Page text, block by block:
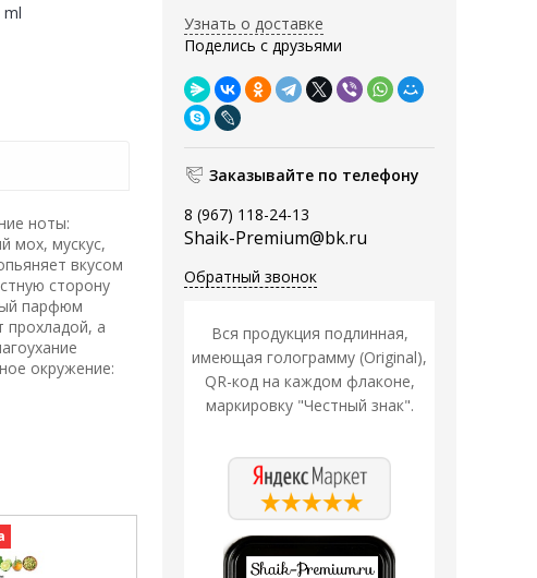
Узнать о доставке
Поделись с друзьями
Заказывайте по телефону
8 (967) 118-24-13
Shaik-Premium@bk.ru
Обратный звонок
Вся продукция подлинная,
имеющая голограмму (Original),
QR-код на каждом флаконе,
маркировку "Честный знак".
ml
ноты:
мох, мускус,
вкусом
сторону
парфюм
прохладой, а
окружение:
Распродажа